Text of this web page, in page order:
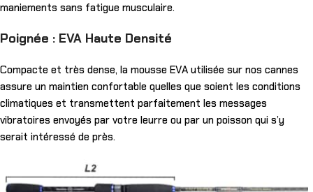
maniements sans fatigue musculaire.
Poignée : EVA Haute Densité
Compacte et très dense, la mousse EVA utilisée sur nos cannes
assure un maintien confortable quelles que soient les conditions
climatiques et transmettent parfaitement les messages
vibratoires envoyés par votre leurre ou par un poisson qui s’y
serait intéressé de près.